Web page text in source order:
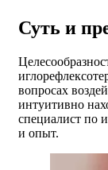
Суть и
вопросах
интуитивно
специалист по
и опыт.